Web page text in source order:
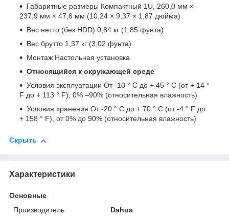
Габаритные размеры Компактный 1U, 260,0 мм ×
237,9 мм × 47,6 мм (10,24 × 9,37 × 1,87 дюйма)
Вес нетто (без HDD) 0,84 кг (1,85 фунта)
Вес брутто 1,37 кг (3,02 фунта)
Монтаж Настольная установка
Относящийся к окружающей среде
Условия эксплуатации От -10 ° C до + 45 ° C (от + 14 °
F до + 113 ° F), 0% –90% (относительная влажность)
Условия хранения От -20 ° C до + 70 ° C (от -4 ° F до
+ 158 ° F), от 0% до 90% (относительная влажность)
Скрыть
Характеристики
Основные
Производитель
Dahua